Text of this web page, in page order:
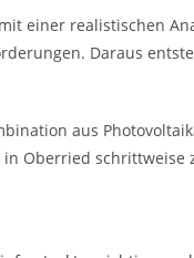
einer realistischen
Daraus
aus
Oberried